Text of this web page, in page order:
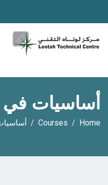
أساسيات في
Home
Courses